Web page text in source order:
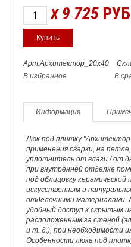
X 9 725 РУБ
Арт.Архитектор_20х40
В избранное
В
Информация
Люк под плитку
применения сварки, на
уплотнитель от влаги / от
при внутренней отделке
под облицовку керамической
искусственным и
отделочными материалами.
удобный доступ к скрытым
расположенным за стеной
и т. д.), при необходимости
Особенности люка под